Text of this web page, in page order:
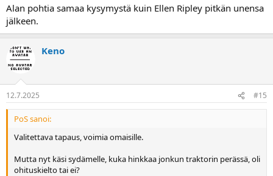
Alan pohtia samaa kysymystä kuin Ellen Ripley pitkän unensa
jälkeen.
Keno
12.7.2025 #15
PoS sanoi:
Valitettava tapaus, voimia omaisille.
Mutta nyt käsi sydämelle, kuka hinkkaa jonkun traktorin perässä, oli
ohituskielto tai ei?